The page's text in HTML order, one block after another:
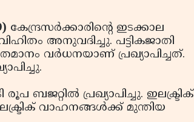
കേന്ദ്രസര്‍ക്കാരിന്റെ ഇടക്കാല
അനുവദിച്ചു. പട്ടികജാതി
വര്‍ധനയാണ് പ്രഖ്യാപിച്ചത്.
ബജറ്റില്‍ പ്രഖ്യാപിച്ചു. ഇലക്ട്രിക്
വാഹനങ്ങള്‍ക്ക് മുന്തിയ